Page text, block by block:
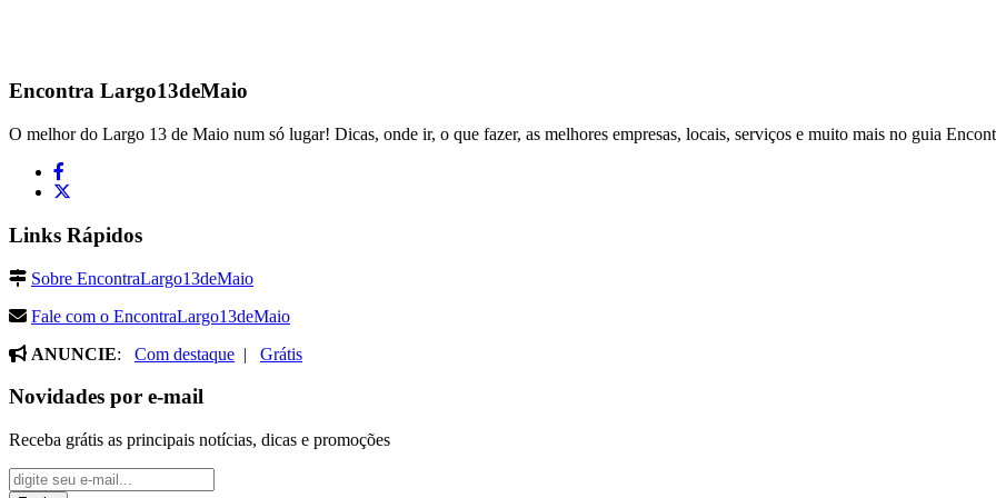
Encontra Largo13deMaio
O melhor do Largo 13 de Maio num só lugar! Dicas, onde ir, o que fazer, as melhores empresas, locais, serviços e muito mais no guia
Links Rápidos
Sobre EncontraLargo13deMaio
Fale com o EncontraLargo13deMaio
ANUNCIE: Com destaque | Grátis
Novidades por e-mail
Receba grátis as principais notícias, dicas e promoções